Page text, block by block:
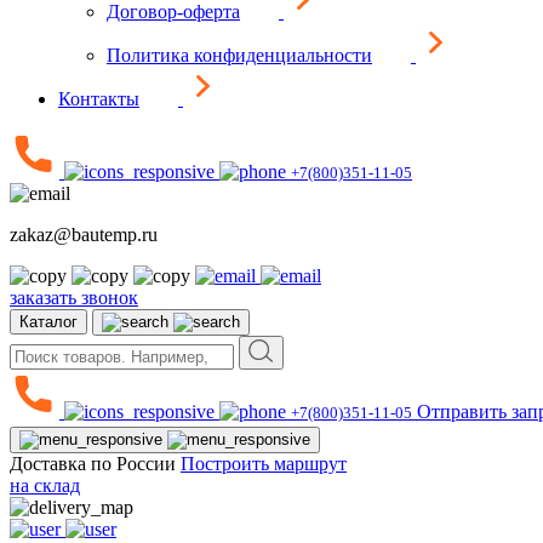
Договор-оферта
Политика конфиденциальности
Контакты
+7(800)351-11-05
zakaz@bautemp.ru
заказать звонок
Каталог
+7(800)351-11-05 Отправить
Доставка по России Построить маршрут
на склад